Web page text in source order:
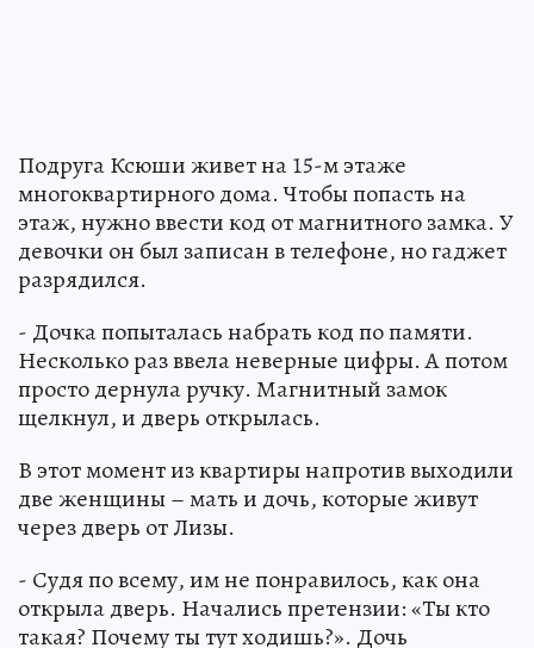
Подруга Ксюши живет на 15-м этаже
многоквартирного дома. Чтобы попасть на
этаж, нужно ввести код от магнитного замка. У
девочки он был записан в телефоне, но гаджет
разрядился.
- Дочка попыталась набрать код по памяти.
Несколько раз ввела неверные цифры. А потом
просто дернула ручку. Магнитный замок
щелкнул, и дверь открылась.
В этот момент из квартиры напротив выходили
две женщины – мать и дочь, которые живут
через дверь от Лизы.
- Судя по всему, им не понравилось, как она
открыла дверь. Начались претензии: «Ты кто
такая? Почему ты тут ходишь?». Дочь